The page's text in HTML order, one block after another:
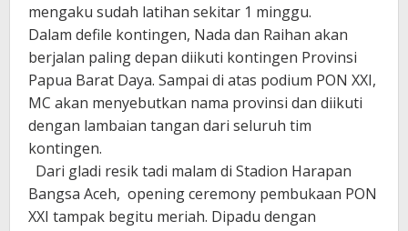
mengaku sudah latihan sekitar 1 minggu.
Dalam defile kontingen, Nada dan Raihan akan
berjalan paling depan diikuti kontingen Provinsi
Papua Barat Daya. Sampai di atas podium PON XXI,
MC akan menyebutkan nama provinsi dan diikuti
dengan lambaian tangan dari seluruh tim
kontingen.
Dari gladi resik tadi malam di Stadion Harapan
Bangsa Aceh, opening ceremony pembukaan PON
XXI tampak begitu meriah. Dipadu dengan